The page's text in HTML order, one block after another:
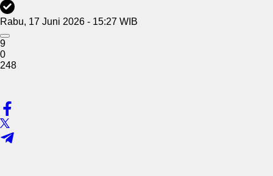
Rabu, 17 Juni 2026 - 15:27 WIB
9
0
248